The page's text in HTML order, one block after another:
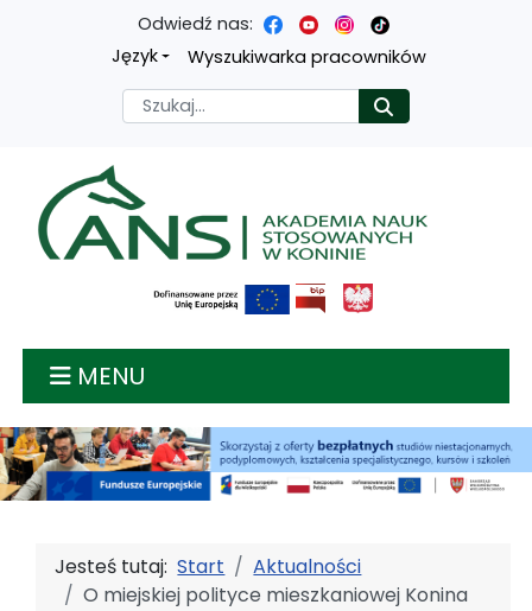
Przejdź
treści
głównej
Przejdź
menu
nawigacyjnego
Przejdź
wyszukiwarki
Przejdź
mapy
strony
Odwiedź nas:
Język
Wyszukiwarka pracowników
Szukaj
Akademia nauk
MENU
Jesteś tutaj:Start
Aktualności
O miejskiej polityce mieszkaniowej Konina